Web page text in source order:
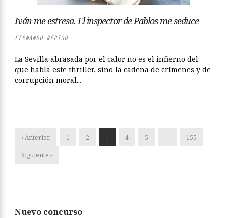
Iván me estresa. El inspector de Pablos me seduce
FERNANDO REPISO
La Sevilla abrasada por el calor no es el infierno del
que habla este thriller, sino la cadena de crímenes y de
corrupción moral...
‹ Anterior 1 2 3 4 5 … 155
Siguiente ›
Nuevo concurso